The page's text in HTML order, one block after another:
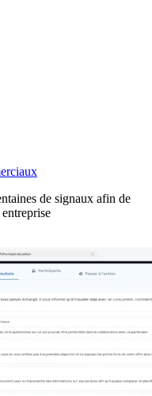
de signaux afin de